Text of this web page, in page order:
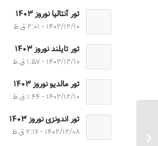
تور آنتالیا نوروز ۱۴۰۳
۱۴۰۲/۱۲/۱۰ - ۲:۰۱ ق.ظ
تور تایلند نوروز ۱۴۰۳
۱۴۰۲/۱۲/۱۰ - ۱:۵۷ ق.ظ
تور مالدیو نوروز ۱۴۰۳
۱۴۰۲/۱۲/۱۰ - ۱:۴۴ ق.ظ
تور اندونزی نوروز ۱۴۰۳
۱۴۰۲/۱۲/۰۸ - ۲:۱۶ ق.ظ
تور قشم پاییز ۱۴۰۱